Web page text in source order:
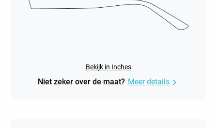
Bekijk in Inches
Niet zeker over de maat? Meer details